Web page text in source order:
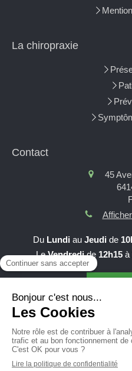
La chiropraxie
Contact
45
Du Lundi au Jeudi de
LeVendredide 12h15 à
Création et référencement du site
Site partenaire deAFC